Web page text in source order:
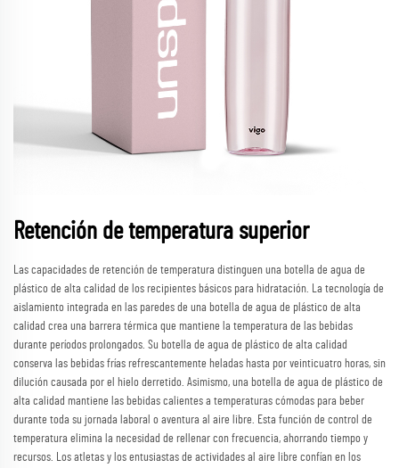
Retención de temperatura superior
Las capacidades de retención de temperatura distinguen una botella de agua de
plástico de alta calidad de los recipientes básicos para hidratación. La tecnología de
aislamiento integrada en las paredes de una botella de agua de plástico de alta
calidad crea una barrera térmica que mantiene la temperatura de las bebidas
durante períodos prolongados. Su botella de agua de plástico de alta calidad
conserva las bebidas frías refrescantemente heladas hasta por veinticuatro horas, sin
dilución causada por el hielo derretido. Asimismo, una botella de agua de plástico de
alta calidad mantiene las bebidas calientes a temperaturas cómodas para beber
durante toda su jornada laboral o aventura al aire libre. Esta función de control de
temperatura elimina la necesidad de rellenar con frecuencia, ahorrando tiempo y
recursos. Los atletas y los entusiastas de actividades al aire libre confían en los